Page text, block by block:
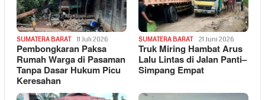
SUMATERA BARAT 11 Juli 2026
Pembongkaran Paksa
Rumah Warga di Pasaman
Tanpa Dasar Hukum Picu
Keresahan
SUMATERA BARAT 21 Juni 2026
Truk Miring Hambat Arus
Lalu Lintas di Jalan Panti–
Simpang Empat